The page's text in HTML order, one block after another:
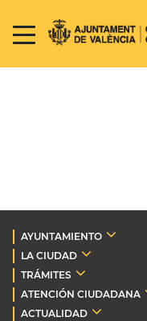
AYUNTAMIENTO
LA CIUDAD
TRÁMITES
ATENCIÓN CIUDADANA
ACTUALIDAD